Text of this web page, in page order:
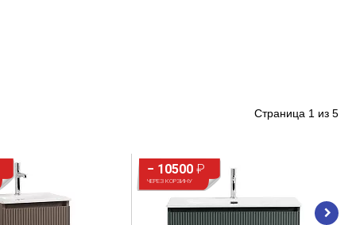
Страница 1 из 5
− 10500 ₽
ЧЕРЕЗ КОРЗИНУ